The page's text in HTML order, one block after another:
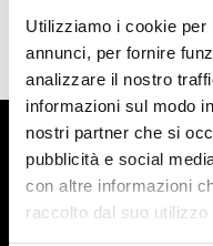
Utilizziamo i cookie per
annunci, per fornire
analizzare il nostro
informazioni sul modo
nostri partner che si
pubblicità e social
con altre informazioni
raccolto dal suo utilizzo
Davvero «200 mila»